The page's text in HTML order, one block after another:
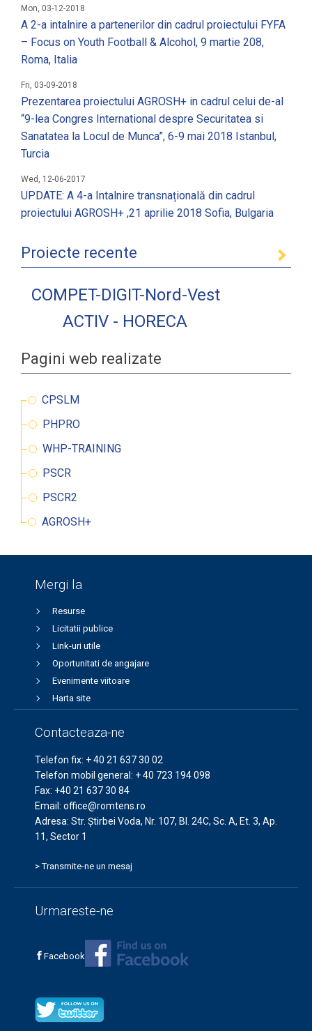
Mon, 03-12-2018
A 2-a intalnire a partenerilor din cadrul proiectului FYFA
– Focus on Youth Football & Alcohol, 9 martie 208,
Roma, Italia
Fri, 03-09-2018
Prezentarea proiectului AGROSH+ in cadrul celui de-al
“9-lea Congres International despre Securitatea si
Sanatatea la Locul de Munca”, 6-9 mai 2018 Istanbul,
Turcia
Wed, 12-06-2017
UPDATE: A 4-a Intalnire transnațională din cadrul
proiectului AGROSH+ ,21 aprilie 2018 Sofia, Bulgaria
Proiecte recente
COMPET-DIGIT-Nord-Vest
ACTIV - HORECA
Pagini web realizate
CPSLM
PHPRO
WHP-TRAINING
PSCR
PSCR2
AGROSH+
Mergi la
Resurse
Licitatii publice
Link-uri utile
Oportunitati de angajare
Evenimente viitoare
Harta site
Contacteaza-ne
Telefon fix: + 40 21 637 30 02
Telefon mobil general: + 40 723 194 098
Fax: +40 21 637 30 84
Email: office@romtens.ro
Adresa: Str. Ştirbei Voda, Nr. 107, Bl. 24C, Sc. A, Et. 3, Ap.
11, Sector 1
> Transmite-ne un mesaj
Urmareste-ne
Facebook